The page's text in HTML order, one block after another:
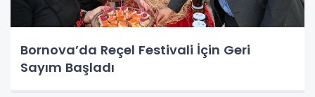
Bornova’da Reçel Festivali İçin Geri
Sayım Başladı